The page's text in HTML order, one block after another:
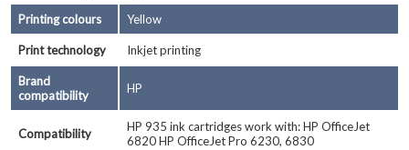
Printing colours Yellow
Print technology Inkjet printing
Brand
compatibility
HP
Compatibility
HP 935 ink cartridges work with: HP OfficeJet
6820 HP OfficeJet Pro 6230, 6830